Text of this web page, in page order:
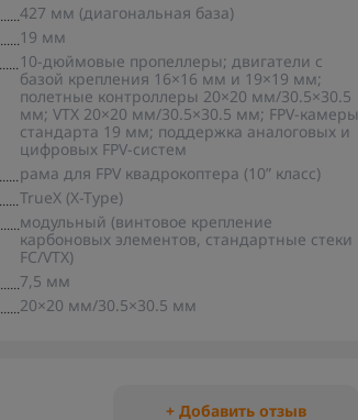
427 мм (диагональная база)
19 мм
10-дюймовые пропеллеры; двигатели с
базой крепления 16×16 мм и 19×19 мм;
полетные контроллеры 20×20 мм/30.5×30.5
мм; VTX 20×20 мм/30.5×30.5 мм; FPV-камеры
стандарта 19 мм; поддержка аналоговых и
цифровых FPV-систем
рама для FPV квадрокоптера (10” класс)
TrueX (X-Type)
модульный (винтовое крепление
карбоновых элементов, стандартные стеки
FC/VTX)
7,5 мм
20×20 мм/30.5×30.5 мм
+ Добавить отзыв